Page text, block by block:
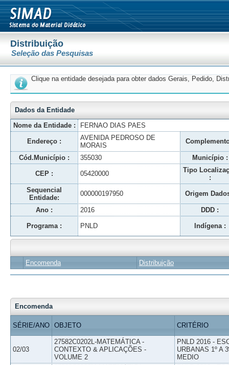
Distribuição
Seleção das Pesquisas
Clique na entidade desejada para obter dados Gerais, Pedido,
Dados da Entidade
Nome da Entidade :
FERNAO DIAS PAES
Endereço :
AVENIDA PEDROSO DE
MORAIS
Cód.Município : 355030 Município :
CEP : 05420000
Tipo
:
Sequencial
Entidade:
000000197950 Origem
Ano : 2016 DDD :
Programa : PNLD Indígena :
Encomenda Distribuição
Encomenda
SÉRIE/ANO OBJETO CRITÉRIO
02/03
27582C0202L-MATEMÁTICA -
CONTEXTO & APLICAÇÕES -
VOLUME 2
PNLD 2016 -
URBANAS 1º A
MEDIO